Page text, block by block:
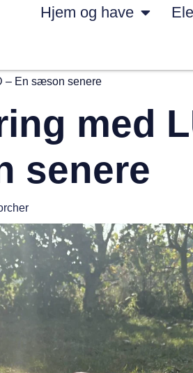
Hjem og have
– En sæson senere
med
senere